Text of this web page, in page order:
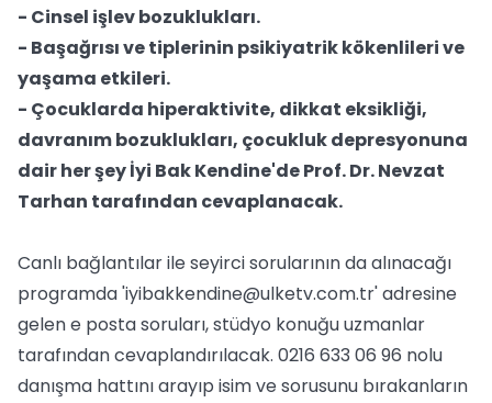
- Cinsel işlev bozuklukları.
- Başağrısı ve tiplerinin psikiyatrik kökenlileri ve
yaşama etkileri.
- Çocuklarda hiperaktivite, dikkat eksikliği,
davranım bozuklukları, çocukluk depresyonuna
dair her şey İyi Bak Kendine'de Prof. Dr. Nevzat
Tarhan tarafından cevaplanacak.
Canlı bağlantılar ile seyirci sorularının da alınacağı
programda 'iyibakkendine@ulketv.com.tr' adresine
gelen e posta soruları, stüdyo konuğu uzmanlar
tarafından cevaplandırılacak. 0216 633 06 96 nolu
danışma hattını arayıp isim ve sorusunu bırakanların